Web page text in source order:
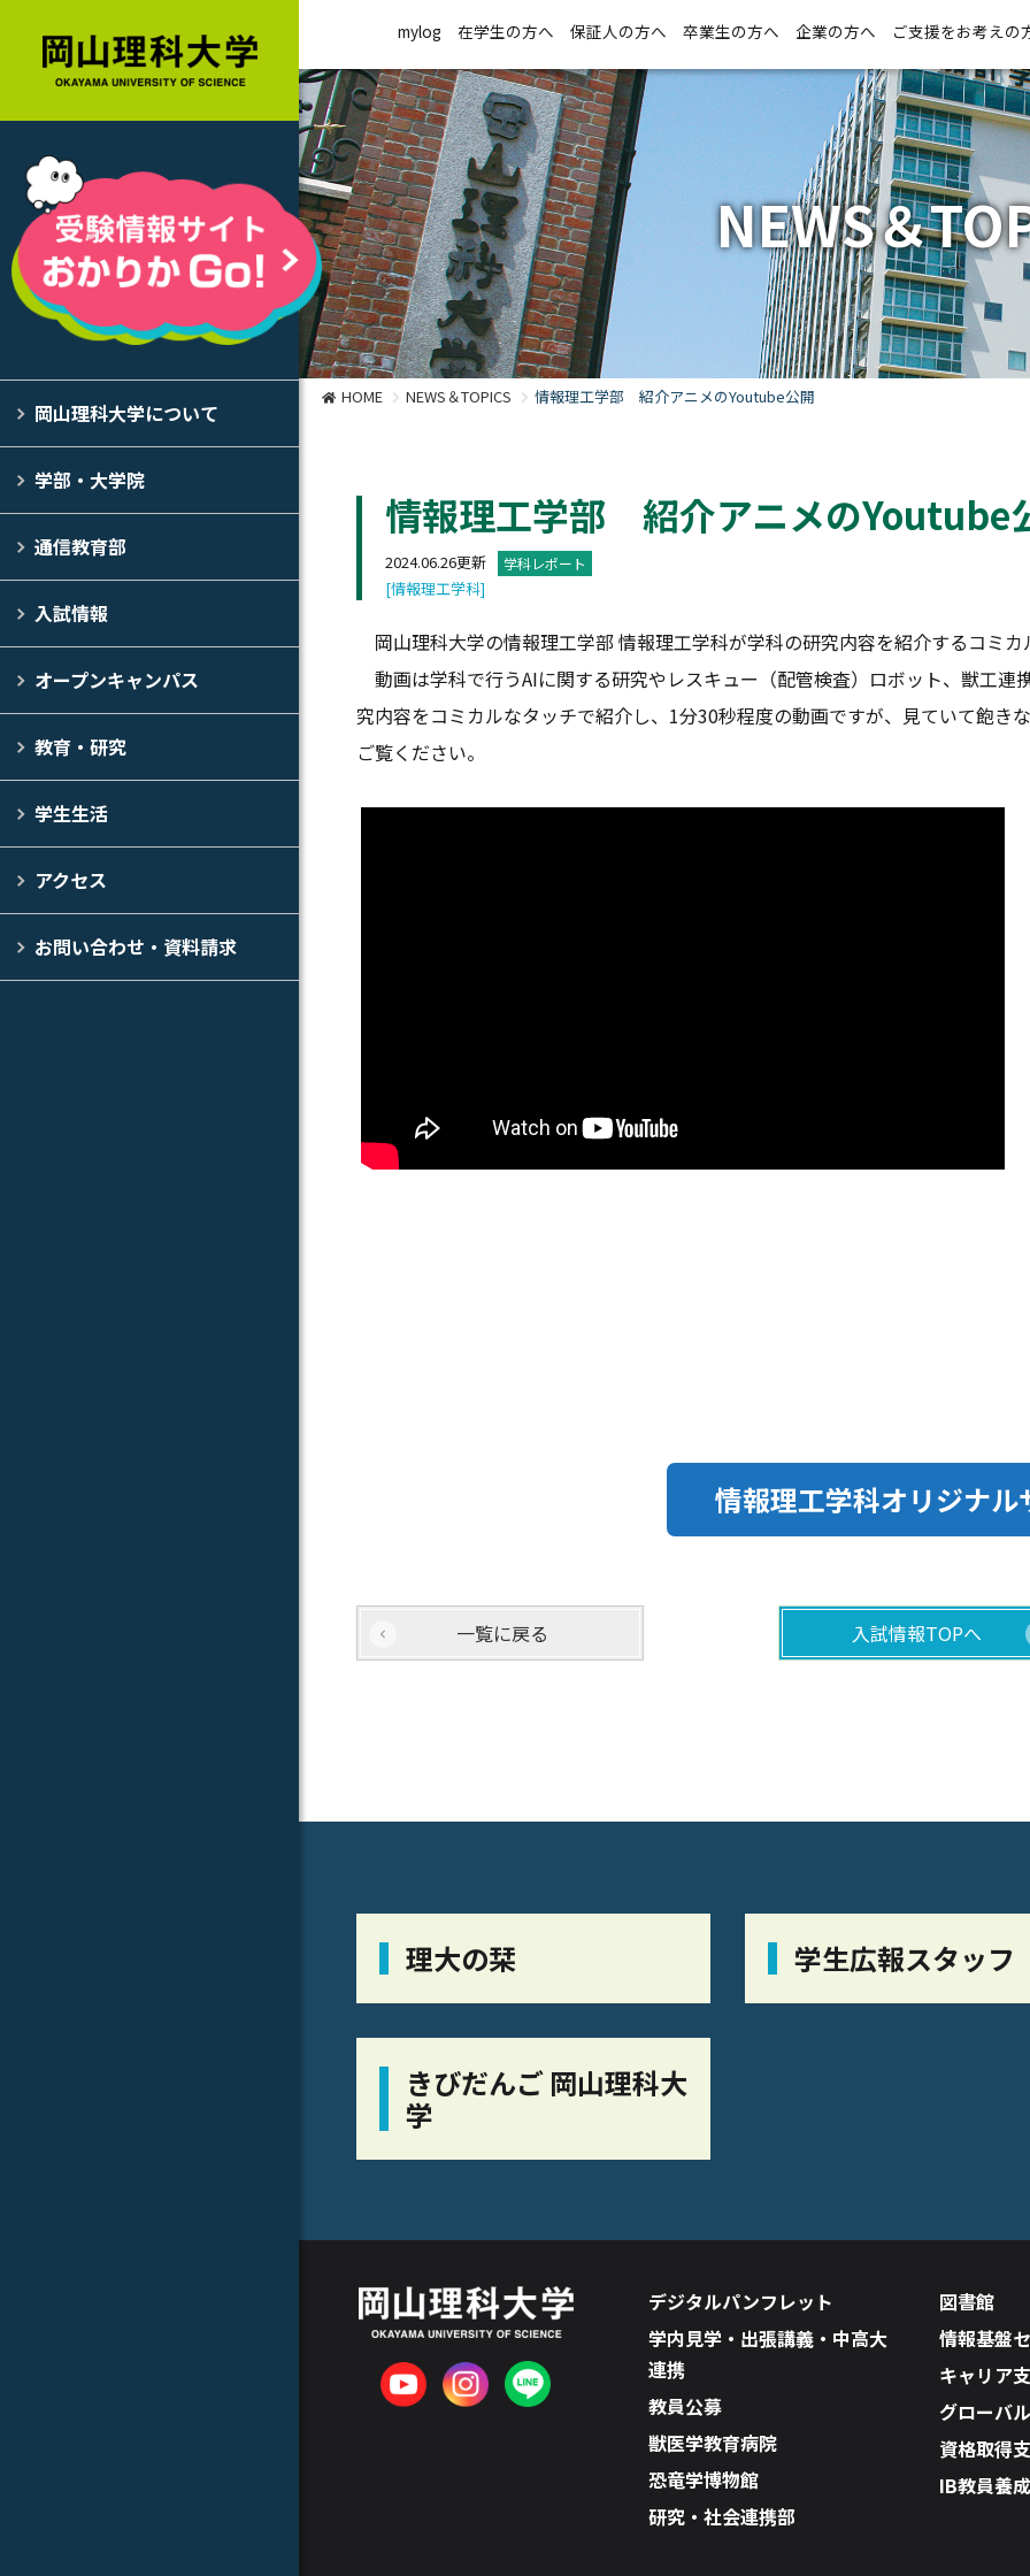
岡山理科大学について
学部・大学院
通信教育部
入試情報
オープンキャンパス
教育・研究
学生生活
アクセス
お問い合わせ・資料請求
mylog 在学生の方へ 保証人の方へ 卒業生の方へ 企業の方へ ご支援をお考えの
NEWS＆
HOME NEWS＆TOPICS 情報理工学部 紹介アニメのYoutube公開
情報理工学部 紹介アニメのYoutube
2024.06.26更新 学科レポート
[情報理工学科]
岡山理科大学の情報理工学部 情報理工学科が学科の研究内容を紹介するコミ
動画は学科で行うAIに関する研究やレスキュー（配管検査）ロボット、獣工
究内容をコミカルなタッチで紹介し、1分30秒程度の動画ですが、見ていて飽
ご覧ください。
情報理工学科オリジナル
入試情報TOPへ
一覧に戻る
理大の栞 学生広報スタッフ
きびだんご 岡山理科大
学
デジタルパンフレット
学内見学・出張講義・中高大
連携
教員公募
獣医学教育病院
恐竜学博物館
研究・社会連携部
図書館
情報基盤
キャリア
グローバ
資格取得
IB教員養